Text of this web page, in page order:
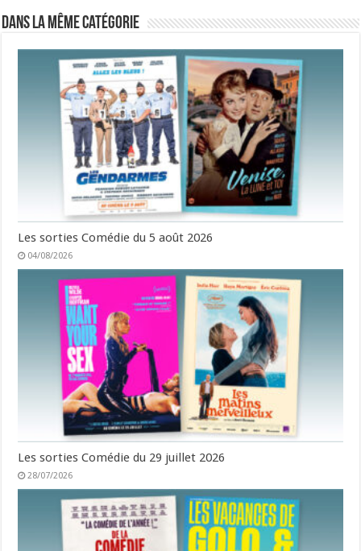
Dans la même catégorie
Les sorties Comédie du 5 août 2026
04/08/2026
Les sorties Comédie du 29 juillet 2026
28/07/2026